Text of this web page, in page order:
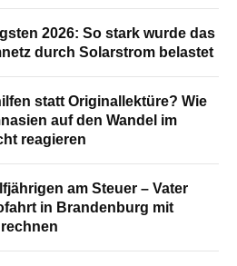
2026: So stark wurde das
durch Solarstrom belastet
statt Originallektüre? Wie
auf den Wandel im
reagieren
am Steuer – Vater
in Brandenburg mit